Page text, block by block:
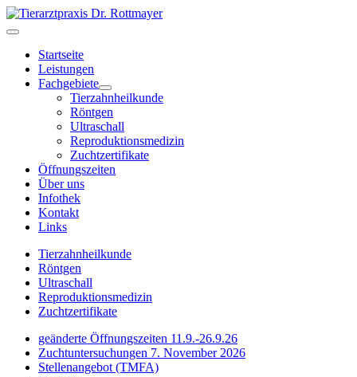
Startseite
Leistungen
Fachgebiete
Tierzahnheilkunde
Röntgen
Ultraschall
Reproduktionsmedizin
Zuchtzertifikate
Öffnungszeiten
Über uns
Infothek
Kontakt
Links
Tierzahnheilkunde
Röntgen
Ultraschall
Reproduktionsmedizin
Zuchtzertifikate
geänderte Öffnungszeiten 11.9.-26.9.26
Zuchtuntersuchungen 7. November 2026
Stellenangebot (TMFA)